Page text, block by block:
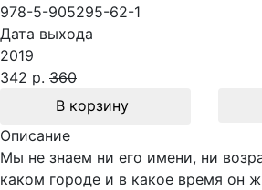
978-5-905295-62-1
Дата выхода
2019
342 р. 360
В корзину
Описание
Мы не знаем ни его имени, ни
каком городе и в какое время он